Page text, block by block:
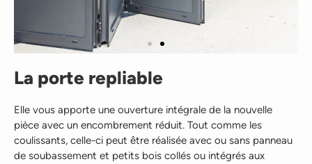
La porte repliable
Elle vous apporte une ouverture intégrale de la nouvelle
pièce avec un encombrement réduit. Tout comme les
coulissants, celle-ci peut être réalisée avec ou sans panneau
de soubassement et petits bois collés ou intégrés aux